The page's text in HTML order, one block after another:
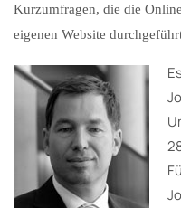
Kurzumfragen, die die
eigenen Website